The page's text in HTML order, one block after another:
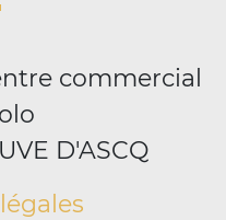
commercial
D'ASCQ